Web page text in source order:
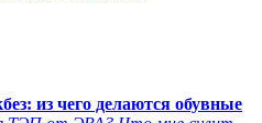
из чего делаются обувные